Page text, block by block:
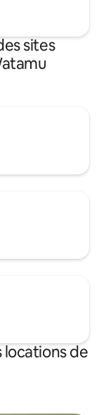
sites
locations de